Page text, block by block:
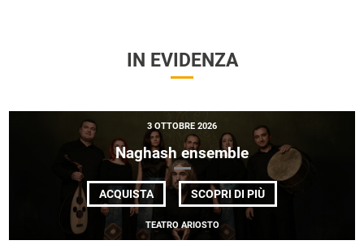
IN EVIDENZA
3 OTTOBRE 2026
Naghash ensemble
ACQUISTA SCOPRI DI PIÙDI
NAGHASH
TEATRO ARIOSTO